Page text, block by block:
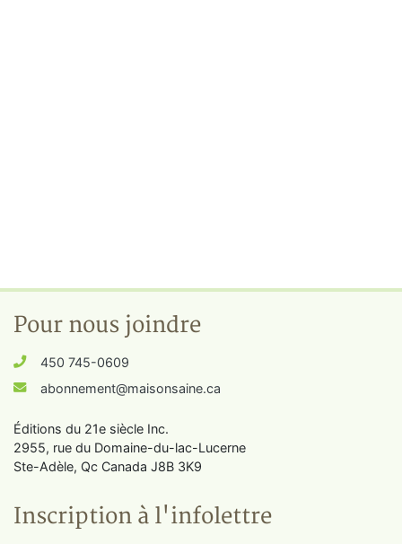
Pour nous joindre
450 745-0609
abonnement@maisonsaine.ca
Éditions du 21e siècle Inc.
2955, rue du Domaine-du-lac-Lucerne
Ste-Adèle, Qc Canada J8B 3K9
Inscription à l'infolettre